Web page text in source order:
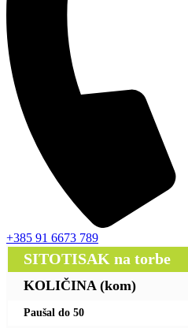
+385 91 6673 789
SITOTISAK na torbe
KOLIČINA (kom)
Paušal do 50